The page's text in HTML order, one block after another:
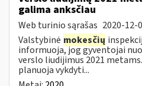
galima anksčiau
Web turinio sąrašas 2020-12-
Valstybinė mokesčių
informuoja, jog gyventojai
verslo liudijimus 2021
planuoja vykdyti...